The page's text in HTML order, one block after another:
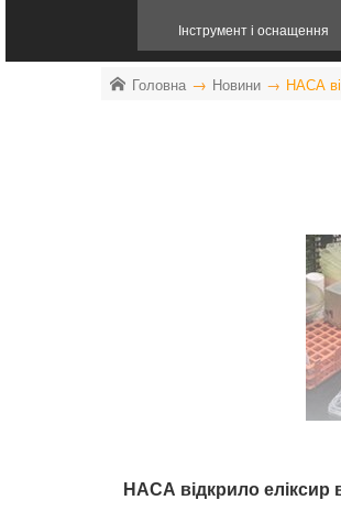
Інструмент і оснащення
Головна Новини НАСА
НАСА відкрило еліксир